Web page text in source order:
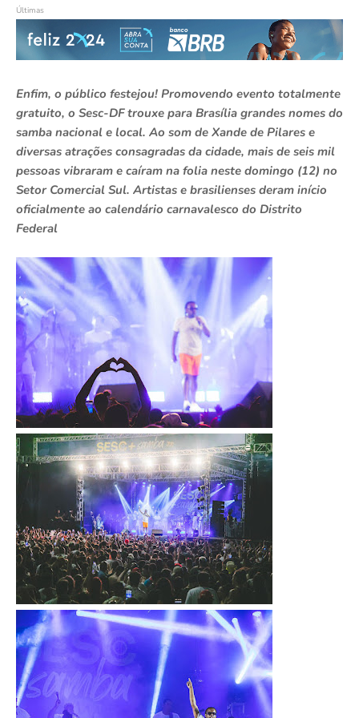
Últimas
Enfim, o público festejou! Promovendo evento totalmente
gratuito, o Sesc-DF trouxe para Brasília grandes nomes do
samba nacional e local. Ao som de Xande de Pilares e
diversas atrações consagradas da cidade, mais de seis mil
pessoas vibraram e caíram na folia neste domingo (12) no
Setor Comercial Sul. Artistas e brasilienses deram início
oficialmente ao calendário carnavalesco do Distrito
Federal